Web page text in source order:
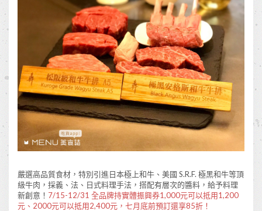
嚴選高品質食材，特別引進日本極上和牛、美國 S.R.F. 極黑和牛等頂
級牛肉，採義、法、日式料理手法，搭配有層次的醬料，給予料理
新創意！ 7/15-12/31 全品牌持實體振興券1,000元可以抵用1,200
元、2000元可以抵用2,400元，七月底前預訂還享85折！